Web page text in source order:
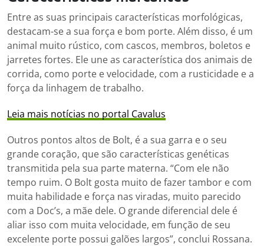
Entre as suas principais características morfológicas,
destacam-se a sua força e bom porte. Além disso, é um
animal muito rústico, com cascos, membros, boletos e
jarretes fortes. Ele une as característica dos animais de
corrida, como porte e velocidade, com a rusticidade e a
força da linhagem de trabalho.
Leia mais notícias no portal Cavalus
Outros pontos altos de Bolt, é a sua garra e o seu
grande coração, que são características genéticas
transmitida pela sua parte materna. “Com ele não
tempo ruim. O Bolt gosta muito de fazer tambor e com
muita habilidade e força nas viradas, muito parecido
com a Doc’s, a mãe dele. O grande diferencial dele é
aliar isso com muita velocidade, em função de seu
excelente porte possui galões largos”, conclui Rossana.